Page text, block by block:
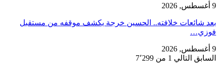
9 أغسطس, 2026
بعد شائعات خلافته.. الحسين خرجة يكشف موقفه من مستقبل
فوزي…
9 أغسطس, 2026
السابق التالي 1 من 7٬299